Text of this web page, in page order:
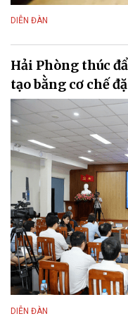
DIỄN ĐÀN
Hải Phòng thúc
tạo bằng cơ chế
DIỄN ĐÀN